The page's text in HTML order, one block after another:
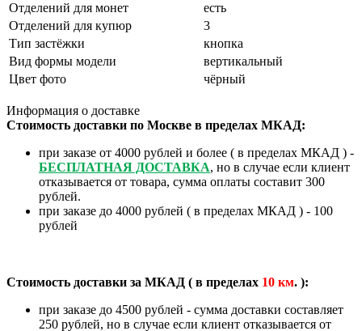
Отделений для монет
есть
Отделений для купюр
3
Тип застёжки
кнопка
Вид формы модели
вертикальный
Цвет фото
чёрный
Информация о доставке
Стоимость доставки по Москве в пределах МКАД:
при заказе от 4000 рублей и более ( в пределах МКАД ) -
БЕСПЛАТНАЯ ДОСТАВКА, но в случае если клиент
отказывается от товара, сумма оплаты составит 300
рублей.
при заказе до 4000 рублей ( в пределах МКАД ) - 100
рублей
Стоимость доставки за МКАД ( в пределах 10 км. ):
при заказе до 4500 рублей - сумма доставки составляет
250 рублей, но в случае если клиент отказывается от